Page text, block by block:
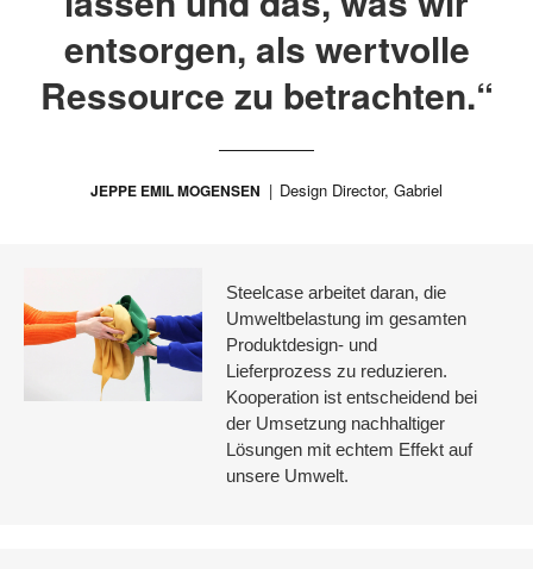
entsorgen, als wertvolle
Ressource zu betrachten.“
JEPPE EMIL MOGENSEN Design Director, Gabriel
Steelcase arbeitet daran, die
Umweltbelastung im gesamten
Produktdesign- und
Lieferprozess zu reduzieren.
Kooperation ist entscheidend bei
der Umsetzung nachhaltiger
Lösungen mit echtem Effekt auf
unsere Umwelt.